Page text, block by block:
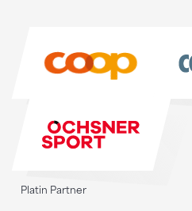
Platin Partner